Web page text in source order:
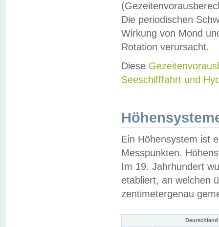
Die periodischen
Wirkung von Mond
Rotation verursacht.
Diese
Seeschifffahrt und
Ein Höhensystem ist
Messpunkten.
Im 19. Jahrhundert
etabliert, an welchen
zentimetergenau